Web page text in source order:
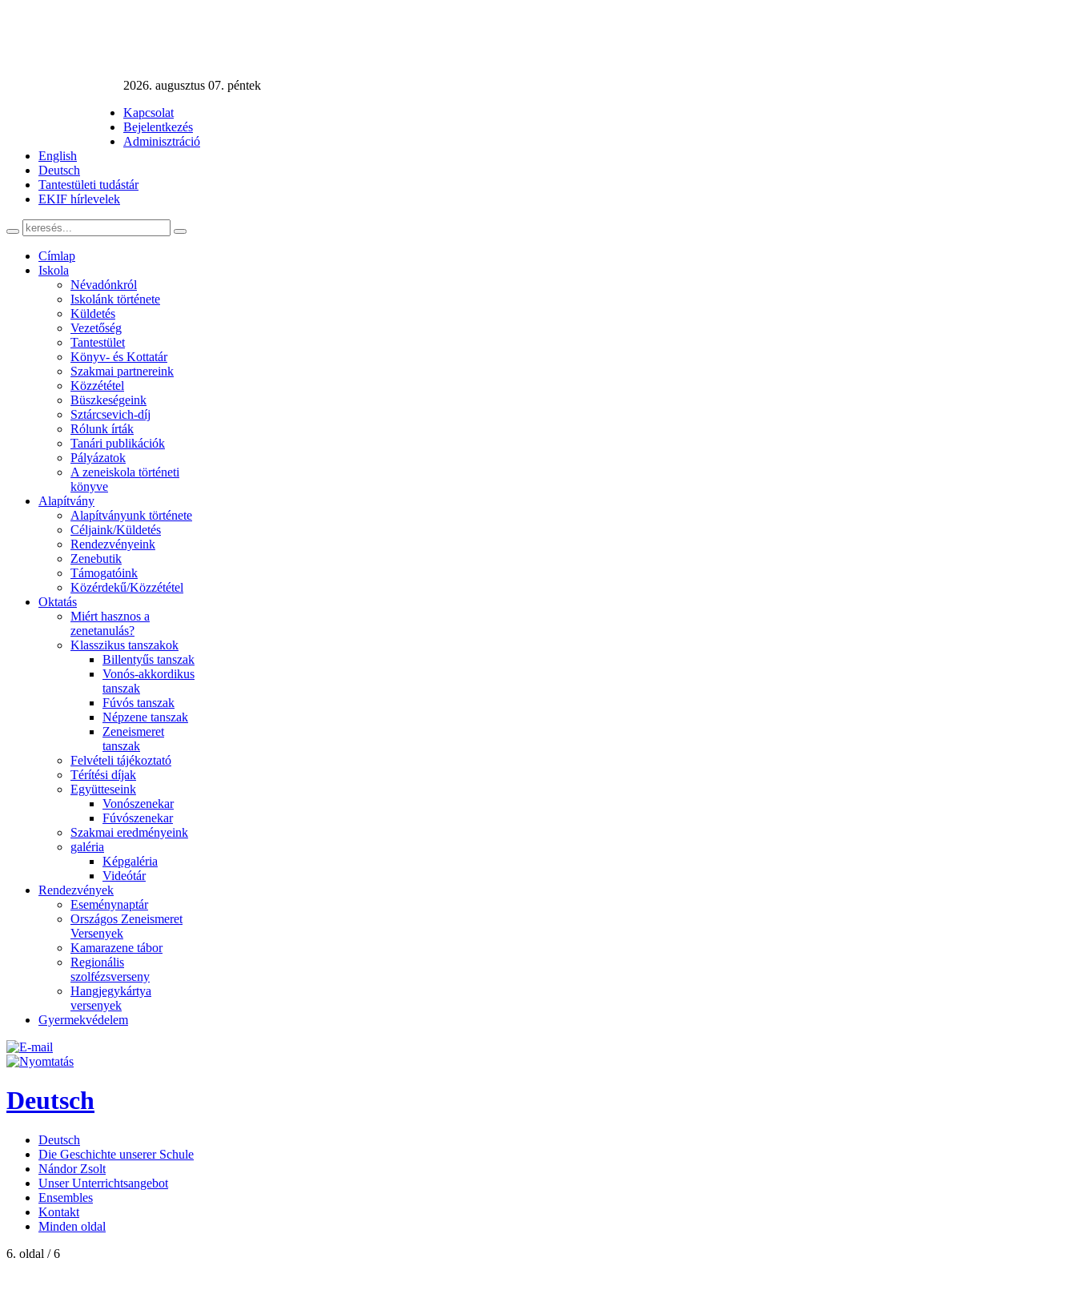
2026. augusztus 07. péntek
Kapcsolat
Bejelentkezés
Adminisztráció
English
Deutsch
Tantestületi tudástár
EKIF hírlevelek
Címlap
Iskola
Névadónkról
Iskolánk története
Küldetés
Vezetőség
Tantestület
Könyv- és Kottatár
Szakmai partnereink
Közzététel
Büszkeségeink
Sztárcsevich-díj
Rólunk írták
Tanári publikációk
Pályázatok
A zeneiskola történeti
könyve
Alapítvány
Alapítványunk története
Céljaink/Küldetés
Rendezvényeink
Zenebutik
Támogatóink
Közérdekű/Közzététel
Oktatás
Miért hasznos a
zenetanulás?
Klasszikus tanszakok
Billentyűs tanszak
Vonós-akkordikus
tanszak
Fúvós tanszak
Népzene tanszak
Zeneismeret
tanszak
Felvételi tájékoztató
Térítési díjak
Együtteseink
Vonószenekar
Fúvószenekar
Szakmai eredményeink
galéria
Képgaléria
Videótár
Rendezvények
Eseménynaptár
Országos Zeneismeret
Versenyek
Kamarazene tábor
Regionális
szolfézsverseny
Hangjegykártya
versenyek
Gyermekvédelem
Deutsch
Deutsch
Die Geschichte unserer Schule
Nándor Zsolt
Unser Unterrichtsangebot
Ensembles
Kontakt
Minden oldal
6. oldal / 6